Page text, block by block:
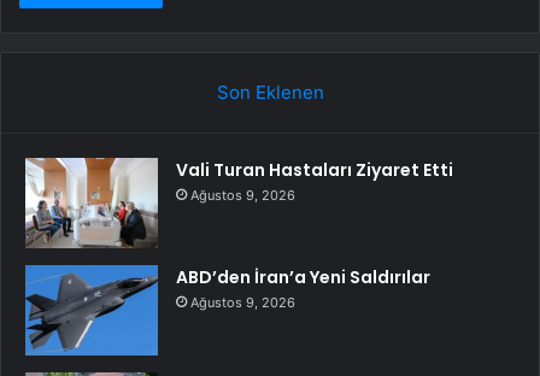
Son Eklenen
Vali Turan Hastaları Ziyaret Etti
Ağustos 9, 2026
ABD’den İran’a Yeni Saldırılar
Ağustos 9, 2026